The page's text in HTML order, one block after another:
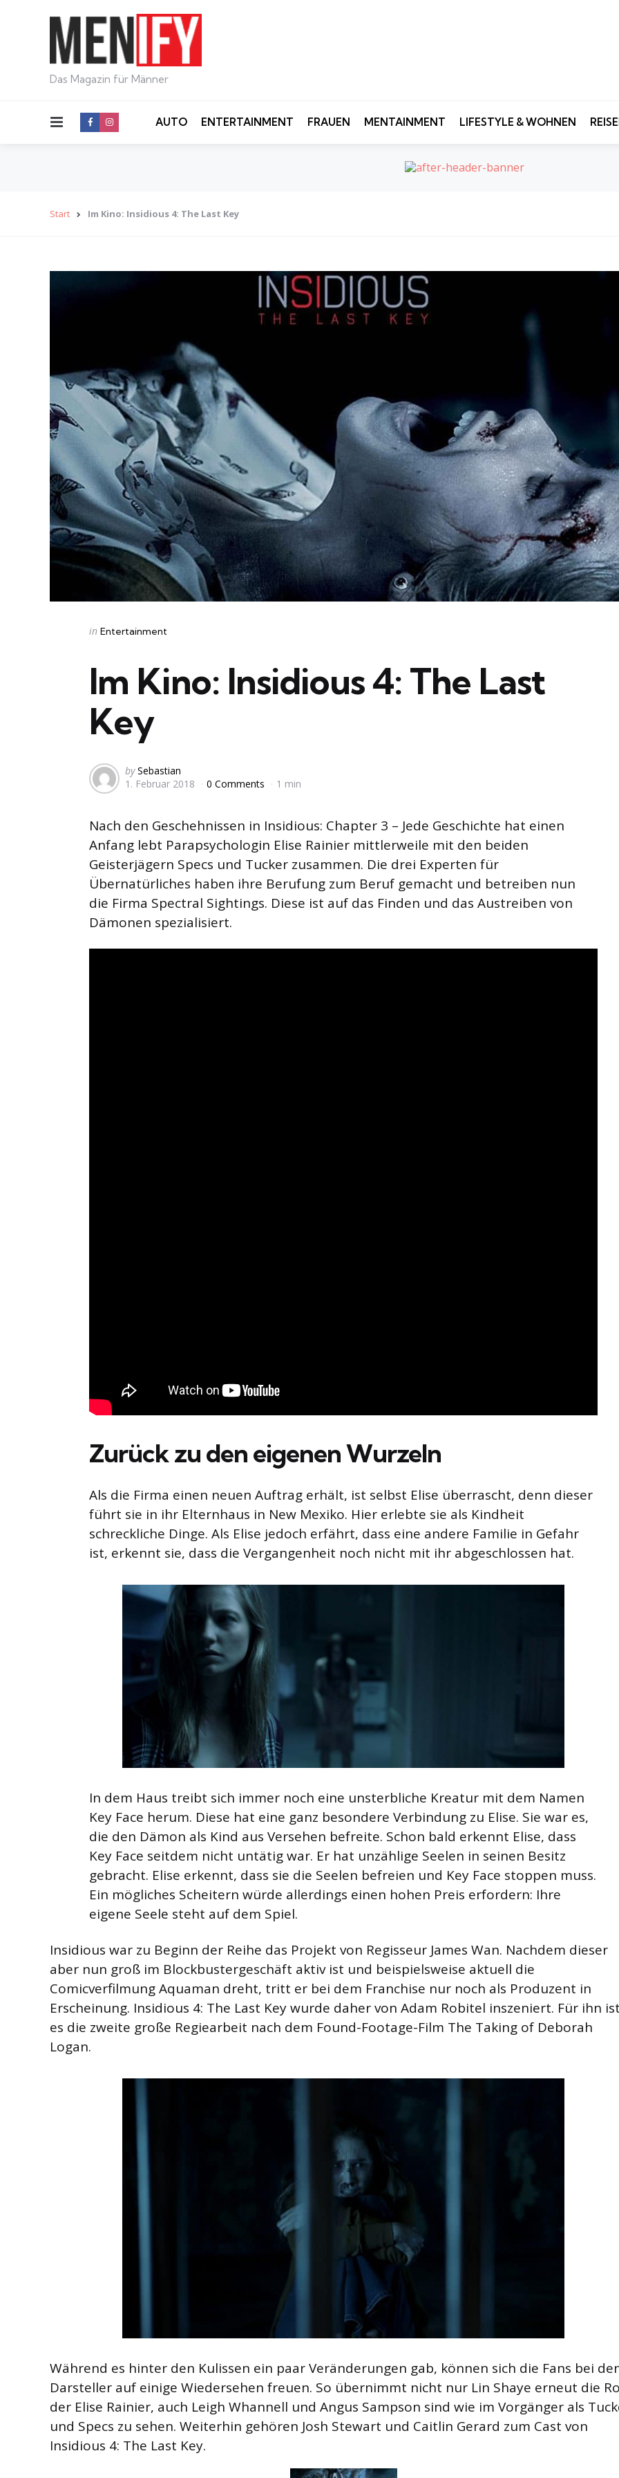
Das Magazin für Männer
Menu AUTO ENTERTAINMENT FRAUEN MENTAINMENT LIFESTYLE & WOHNEN
Start Im Kino: Insidious 4: The Last Key
Categories
Posted
in Entertainment
Im Kino: Insidious 4: The Last
Key
Posted
by
by Sebastian
1. Februar 2018
0 Comments 1 min
Nach den Geschehnissen in Insidious: Chapter 3 – Jede Geschichte hat einen
Anfang lebt Parapsychologin Elise Rainier mittlerweile mit den beiden
Geisterjägern Specs und Tucker zusammen. Die drei Experten für
Übernatürliches haben ihre Berufung zum Beruf gemacht und betreiben nun
die Firma Spectral Sightings. Diese ist auf das Finden und das Austreiben von
Dämonen spezialisiert.
Zurück zu den eigenen Wurzeln
Als die Firma einen neuen Auftrag erhält, ist selbst Elise überrascht, denn dieser
führt sie in ihr Elternhaus in New Mexiko. Hier erlebte sie als Kindheit
schreckliche Dinge. Als Elise jedoch erfährt, dass eine andere Familie in Gefahr
ist, erkennt sie, dass die Vergangenheit noch nicht mit ihr abgeschlossen hat.
In dem Haus treibt sich immer noch eine unsterbliche Kreatur mit dem Namen
Key Face herum. Diese hat eine ganz besondere Verbindung zu Elise. Sie war es,
die den Dämon als Kind aus Versehen befreite. Schon bald erkennt Elise, dass
Key Face seitdem nicht untätig war. Er hat unzählige Seelen in seinen Besitz
gebracht. Elise erkennt, dass sie die Seelen befreien und Key Face stoppen muss.
Ein mögliches Scheitern würde allerdings einen hohen Preis erfordern: Ihre
eigene Seele steht auf dem Spiel.
Insidious war zu Beginn der Reihe das Projekt von Regisseur James Wan. Nachdem dieser
aber nun groß im Blockbustergeschäft aktiv ist und beispielsweise aktuell die
Comicverfilmung Aquaman dreht, tritt er bei dem Franchise nur noch als Produzent in
Erscheinung. Insidious 4: The Last Key wurde daher von Adam Robitel inszeniert. Für ihn ist
es die zweite große Regiearbeit nach dem Found-Footage-Film The Taking of Deborah
Logan.
Während es hinter den Kulissen ein paar Veränderungen gab, können sich die Fans bei
Darsteller auf einige Wiedersehen freuen. So übernimmt nicht nur Lin Shaye erneut die
der Elise Rainier, auch Leigh Whannell und Angus Sampson sind wie im Vorgänger als
und Specs zu sehen. Weiterhin gehören Josh Stewart und Caitlin Gerard zum Cast von
Insidious 4: The Last Key.